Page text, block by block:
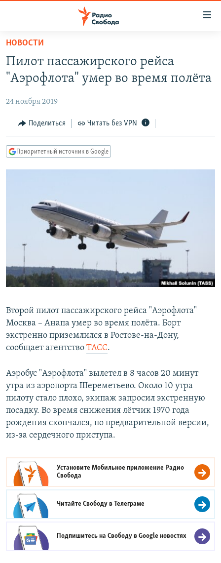
упрощенного
доступа
Вернуться
основному
Вернутся
главной
навигации
Вернутся
ПОДКАСТЫ
АВТОРСКИЕ ПРОЕКТЫ
ЦИТАТЫ СВОБОДЫ
МНЕНИЯ
IDEL.РЕАЛИИ
СИБИРЬ.РЕАЛИИ
РАСПИСАНИЕ ВЕЩАНИЯ
ПОДПИШИТЕСЬ НА РАССЫЛКУ
СОЦИАЛЬНЫЕ СЕТИ
Все сайты РСЕ/РС
НОВОСТИ
Пилот пассажирского рейса
"Аэрофлота" умер во время полёта
24 ноября 2019
Поделиться Читать без VPN
Приоритетный источник в Google
Второй пилот пассажирского рейса "Аэрофлота"
Москва – Анапа умер во время полёта. Борт
экстренно приземлился в Ростове-на-Дону,
сообщает агентство ТАСС.
Аэробус "Аэрофлота" вылетел в 8 часов 20 минут
утра из аэропорта Шереметьево. Около 10 утра
пилоту стало плохо, экипаж запросил экстренную
посадку. Во время снижения лётчик 1970 года
рождения скончался, по предварительной версии,
из-за сердечного приступа.
Установите Мобильное приложение Радио
Свобода
Читайте Свободу вТелеграме
Подпишитесь на Свободу вGoogle новостях